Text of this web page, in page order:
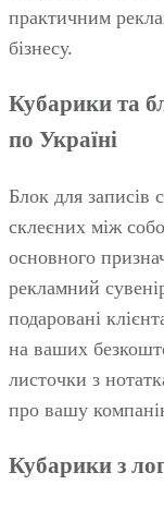
практичним
бізнесу.
Кубарики та
по Україні
Блок для записів
склеєних між
основного
рекламний
подаровані
на ваших
листочки з
про вашу
Кубарики з